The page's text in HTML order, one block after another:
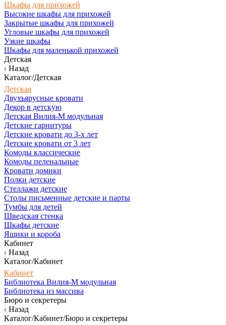
Шкафы для прихожей
Высокие шкафы для прихожей
Закрытые шкафы для прихожей
Угловые шкафы для прихожей
Узкие шкафы
Шкафы для маленькой прихожей
Детская
Назад
Каталог/Детская
Детская
Двухъярусные кровати
Декор в детскую
Детская Вилия-М модульная
Детские гарнитуры
Детские кровати до 3-х лет
Детские кровати от 3 лет
Комоды классические
Комоды пеленальные
Кровати домики
Полки детские
Стеллажи детские
Столы письменные детские и парты
Тумбы для детей
Шведская стенка
Шкафы детские
Ящики и короба
Кабинет
Назад
Каталог/Кабинет
Кабинет
Библиотека Вилия-М модульная
Библиотека из массива
Бюро и секретеры
Назад
Каталог/Кабинет/Бюро и секретеры